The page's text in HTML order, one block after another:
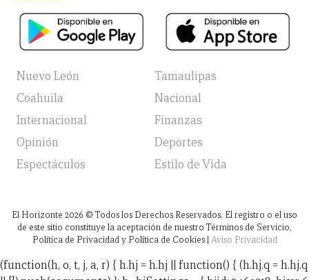
Nuevo León
Tamaulipas
Coahuila
Nacional
Internacional
Finanzas
Opinión
Deportes
Espectáculos
Estilo de Vida
El Horizonte 2026 © Todos los Derechos Reservados. El registro o el uso
de este sitio constituye la aceptación de nuestro Términos de Servicio,
Política de Privacidad y Política de Cookies | Aviso Privacidad
(function(h, o, t, j, a, r) { h.hj = h.hj || function() { (h.hj.q = h.hj.q